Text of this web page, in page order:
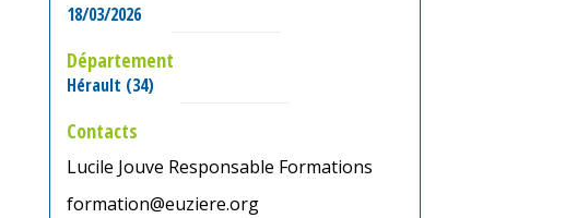
18/03/2026
Département
Hérault (34)
Contacts
Lucile Jouve Responsable Formations
formation@euziere.org